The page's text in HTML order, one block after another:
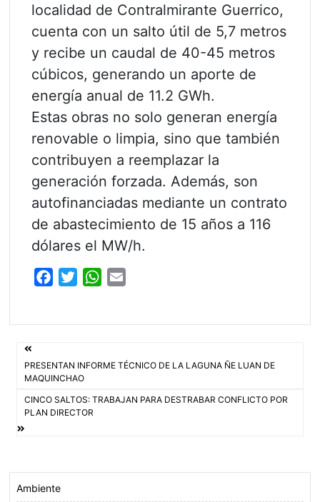
localidad de Contralmirante Guerrico,
cuenta con un salto útil de 5,7 metros
y recibe un caudal de 40-45 metros
cúbicos, generando un aporte de
energía anual de 11.2 GWh.
Estas obras no solo generan energía
renovable o limpia, sino que también
contribuyen a reemplazar la
generación forzada. Además, son
autofinanciadas mediante un contrato
de abastecimiento de 15 años a 116
dólares el MW/h.
o
k
e
W
A
p
Navegación
de
entradas
PRESENTAN INFORME TÉCNICO DE LA LAGUNA ÑE LUAN DE
MAQUINCHAO
CINCO SALTOS: TRABAJAN PARA DESTRABAR CONFLICTO POR
PLAN DIRECTOR
Ambiente